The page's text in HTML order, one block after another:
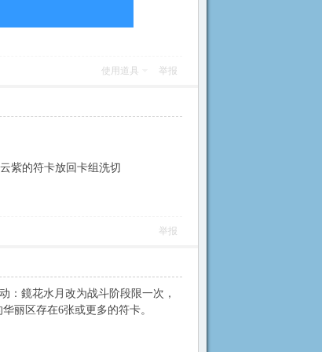
使用道具 举报
紫的符卡放回卡组洗切
举报
：鏡花水月改为战斗阶段限一次，
丽区存在6张或更多的符卡。